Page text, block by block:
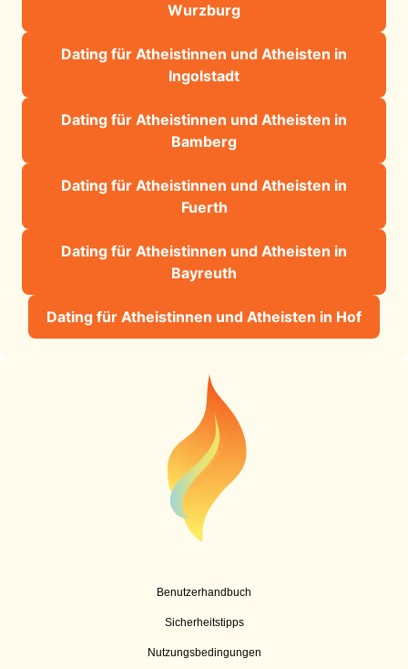
Wurzburg
Dating für Atheistinnen und Atheisten in
Ingolstadt
Dating für Atheistinnen und Atheisten in
Bamberg
Dating für Atheistinnen und Atheisten in
Fuerth
Dating für Atheistinnen und Atheisten in
Bayreuth
Dating für Atheistinnen und Atheisten in Hof
Benutzerhandbuch
Sicherheitstipps
Nutzungsbedingungen